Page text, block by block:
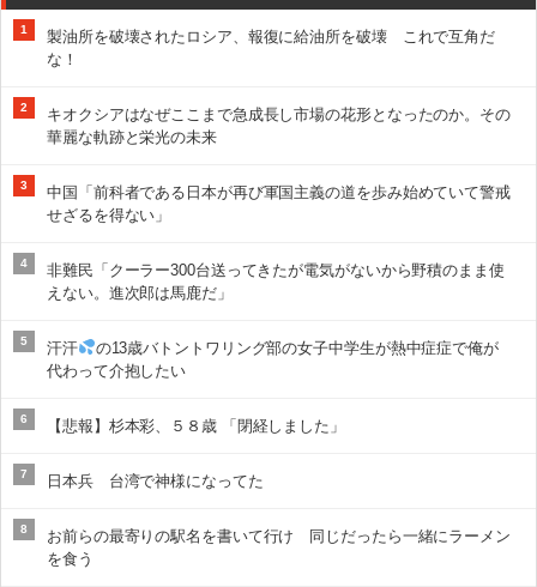
1
製油所を破壊されたロシア、報復に給油所を破壊 これで互角だ
な！
2
キオクシアはなぜここまで急成長し市場の花形となったのか。その
華麗な軌跡と栄光の未来
3
中国「前科者である日本が再び軍国主義の道を歩み始めていて警戒
せざるを得ない」
4
非難民「クーラー300台送ってきたが電気がないから野積のまま使
えない。進次郎は馬鹿だ」
5 汗汗
の13歳バトントワリング部の女子中学生が熱中症症で俺が
代わって介抱したい
6 【悲報】杉本彩、５８歳 「閉経しました」
7 日本兵 台湾で神様になってた
8
お前らの最寄りの駅名を書いて行け 同じだったら一緒にラーメン
を食う